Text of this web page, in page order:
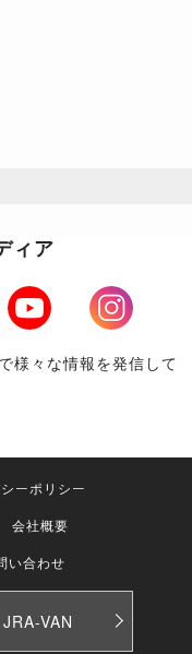
ィア
Youtube
Instagram
様々な情報を発信して
ーポリシー
会社概要
い合わせ
JRA-VAN